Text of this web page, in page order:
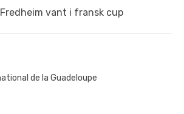
vant i fransk cup
de la Guadeloupe